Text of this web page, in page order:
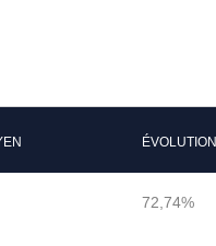
ÉVOLUTION
72,74%